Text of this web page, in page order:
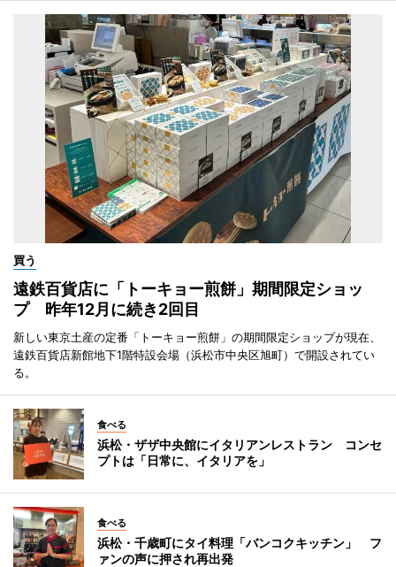
買う
遠鉄百貨店に「トーキョー煎餅」期間限定ショッ
プ 昨年12月に続き2回目
新しい東京土産の定番「トーキョー煎餅」の期間限定ショップが現在、
遠鉄百貨店新館地下1階特設会場（浜松市中央区旭町）で開設されてい
る。
食べる
浜松・ザザ中央館にイタリアンレストラン コンセ
プトは「日常に、イタリアを」
食べる
浜松・千歳町にタイ料理「バンコクキッチン」 フ
ァンの声に押され再出発